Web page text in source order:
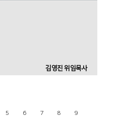
김영진 위임목사
5 6 7 8 9